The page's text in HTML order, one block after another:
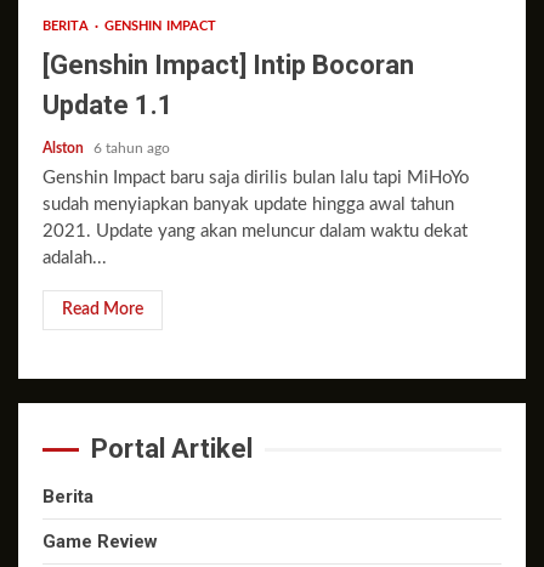
BERITA GENSHIN IMPACT
[Genshin Impact] Intip Bocoran
Update 1.1
Alston 6 tahun ago
Genshin Impact baru saja dirilis bulan lalu tapi MiHoYo
sudah menyiapkan banyak update hingga awal tahun
2021. Update yang akan meluncur dalam waktu dekat
adalah...
Read More
Portal Artikel
Berita
Game Review